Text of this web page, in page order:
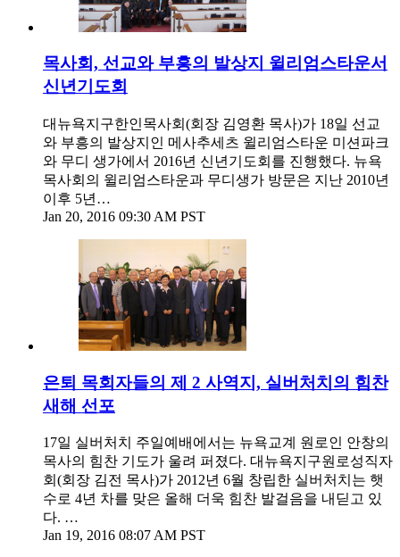
목사회, 선교와 부흥의 발상지 윌리엄스타운서
신년기도회
대뉴욕지구한인목사회(회장 김영환 목사)가 18일 선교
와 부흥의 발상지인 메사추세츠 윌리엄스타운 미션파크
와 무디 생가에서 2016년 신년기도회를 진행했다. 뉴욕
목사회의 윌리엄스타운과 무디생가 방문은 지난 2010년
이후 5년…
Jan 20, 2016 09:30 AM PST
은퇴 목회자들의 제 2 사역지, 실버처치의 힘찬
새해 선포
17일 실버처치 주일예배에서는 뉴욕교계 원로인 안창의
목사의 힘찬 기도가 울려 퍼졌다. 대뉴욕지구원로성직자
회(회장 김전 목사)가 2012년 6월 창립한 실버처치는 햇
수로 4년 차를 맞은 올해 더욱 힘찬 발걸음을 내딛고 있
다. …
Jan 19, 2016 08:07 AM PST